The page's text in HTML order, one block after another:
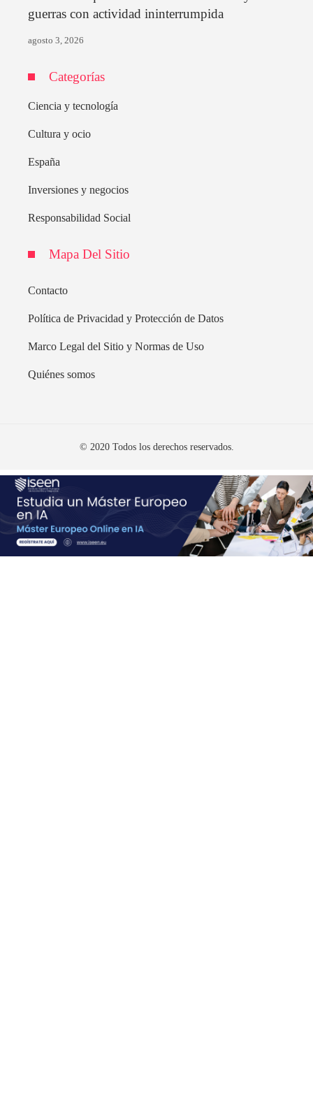
guerras con actividad ininterrumpida
agosto 3, 2026
Categorías
Ciencia y tecnología
Cultura y ocio
España
Inversiones y negocios
Responsabilidad Social
Mapa Del Sitio
Contacto
Política de Privacidad y Protección de Datos
Marco Legal del Sitio y Normas de Uso
Quiénes somos
© 2020 Todos los derechos reservados.